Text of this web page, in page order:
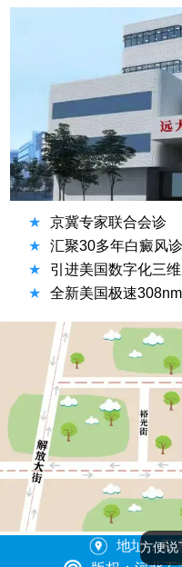
★ 京冀专家联合会诊
★
汇聚30多年白癜风
★
引进美国数字化三
★
全新美国极速
地址：石